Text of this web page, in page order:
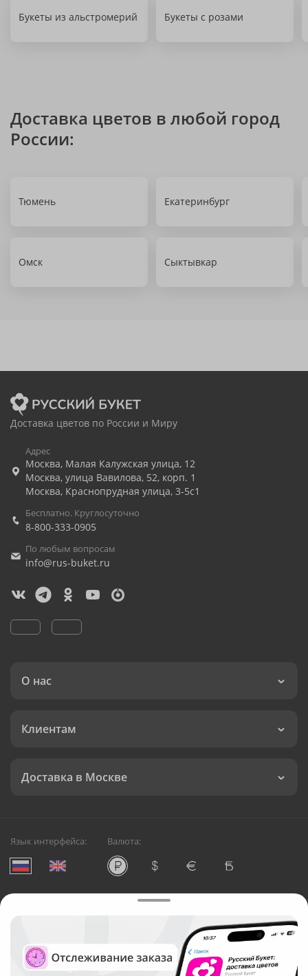
Букеты из альстромерий Букеты с розами
Доставка цветов в любой город
России:
Тюмень Екатеринбург
Омск Сыктывкар
Доставка цветов по России и Миру
Адрес
Москва, Малая Калужская улица, 12
Москва, улица Вавилова, 52, корп. 1
Москва, Краснопрудная улица, 3-5с1
Бесплатно. Круглосуточно
8-800-333-0905
По любым вопросам
info@rus-buket.ru
О нас
Клиентам
Доставка в Москве
Язык интерфейса: Валюта:
Служба круглосуточной доставки цветов в Москве
Русский Букет, 2026
Общество с ограниченной ответственностью «Технология»
ОГРН: 1195476081745, ИНН: 5410081997
Юридический адрес: г. Новосибирск, ул. Ипподромская,